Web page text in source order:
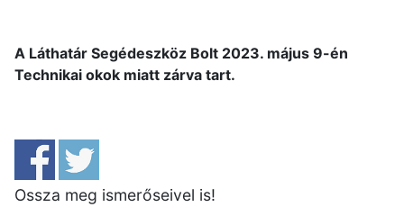
A Láthatár Segédeszköz Bolt 2023. május 9-én
Technikai okok miatt zárva tart.
Ossza meg ismerőseivel is!